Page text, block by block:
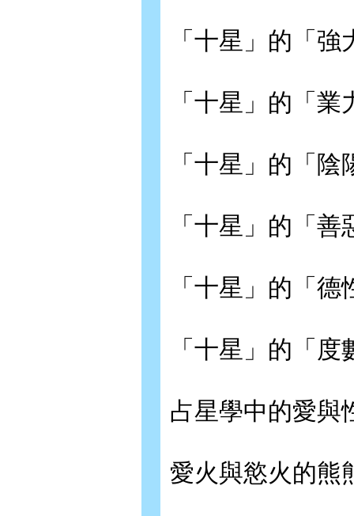
「十星」的「強
「十星」的「業
「十星」的「陰
「十星」的「善
「十星」的「德
「十星」的「度
占星學中的愛與
愛火與慾火的熊